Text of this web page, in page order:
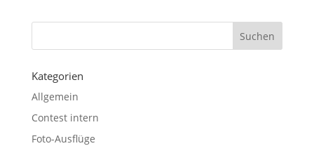
Kategorien
Allgemein
Contest intern
Foto-Ausflüge